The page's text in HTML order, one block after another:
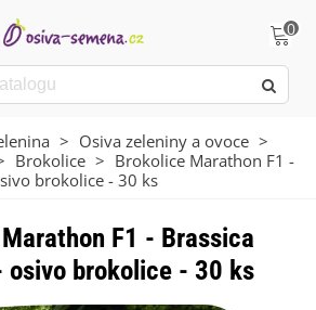
0
> Osiva zeleniny a ovoce >
Brokolice > Brokolice Marathon F1 -
brokolice - 30 ks
F1 - Brassica
osivo brokolice - 30 ks